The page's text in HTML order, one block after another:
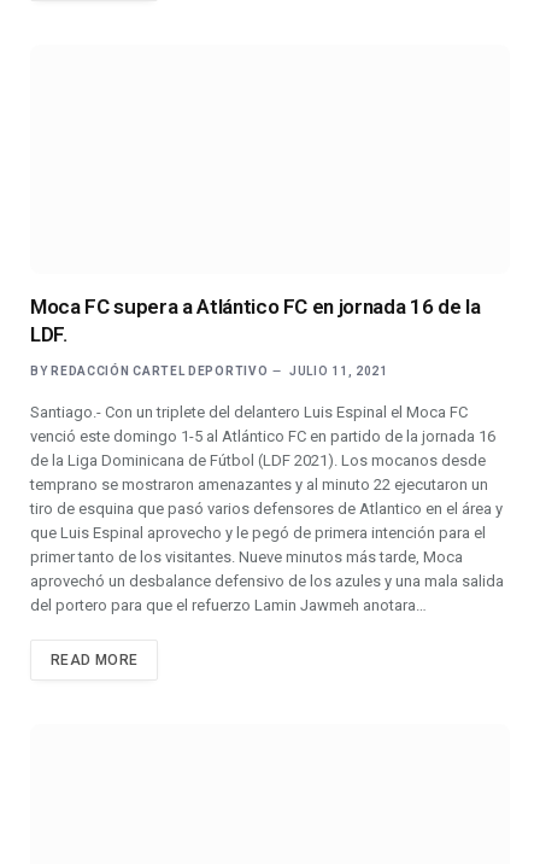
Moca FC supera a Atlántico FC en jornada 16 de la
LDF.
BY REDACCIÓN CARTEL DEPORTIVO JULIO 11, 2021
Santiago.- Con un triplete del delantero Luis Espinal el Moca FC
venció este domingo 1-5 al Atlántico FC en partido de la jornada 16
de la Liga Dominicana de Fútbol (LDF 2021). Los mocanos desde
temprano se mostraron amenazantes y al minuto 22 ejecutaron un
tiro de esquina que pasó varios defensores de Atlantico en el área y
que Luis Espinal aprovecho y le pegó de primera intención para el
primer tanto de los visitantes. Nueve minutos más tarde, Moca
aprovechó un desbalance defensivo de los azules y una mala salida
del portero para que el refuerzo Lamin Jawmeh anotara…
READ MORE